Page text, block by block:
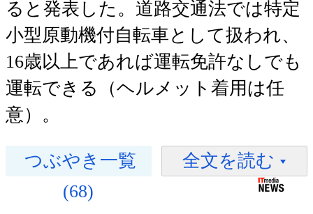
ると発表した。道路交通法では特定
小型原動機付自転車として扱われ、
16歳以上であれば運転免許なしでも
運転できる（ヘルメット着用は任
意）。
つぶやき一覧
(68)
全文を読む